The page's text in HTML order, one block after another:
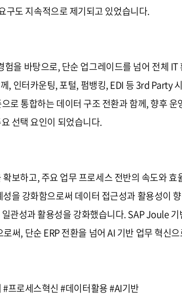
구도 지속적으로 제기되고 있었습니다.
을 바탕으로, 단순 업그레이드를 넘어 전체
, 인터카운팅, 포털, 펌뱅킹, EDI 등 3rd Party
로 통합하는 데이터 구조 전환과 함께, 향후
선택 요인이 되었습니다.
보하고, 주요 업무 프로세스 전반의 속도와
을 강화함으로써 데이터 접근성과 활용성이
관성과 활용성을 강화했습니다. SAP Joule
써, 단순 ERP 전환을 넘어 AI 기반 업무 혁신
프로세스혁신 #데이터활용 #AI기반